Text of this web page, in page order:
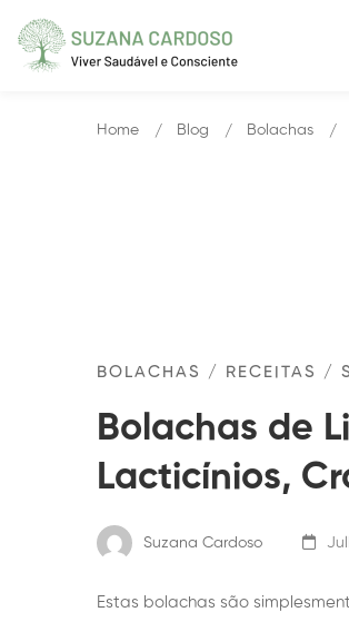
Home Blog Bolachas
BOLACHAS / RECEITAS /
Bolachas de
Lacticínios,
Suzana Cardoso
Estas bolachas são